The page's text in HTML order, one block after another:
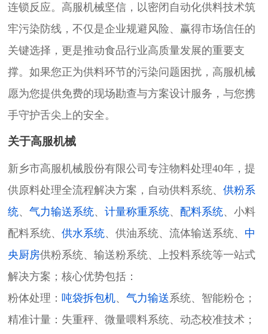
连锁反应。高服机械坚信，以密闭自动化供料技术筑
牢污染防线，不仅是企业规避风险、赢得市场信任的
关键选择，更是推动食品行业高质量发展的重要支
撑。如果您正为供料环节的污染问题困扰，高服机械
愿为您提供免费的现场勘查与方案设计服务，与您携
手守护舌尖上的安全。
关于高服机械
新乡市高服机械股份有限公司专注物料处理40年，提
供原料处理全流程解决方案，自动供料系统、 供粉系
统、 气力输送系统、 计量称重系统、 配料系统、小料
配料系统、 供水系统、供油系统、流体输送系统、 中
央厨房供粉系统、输送粉系统、上投料系统等一站式
解决方案；核心优势包括：
粉体处理： 吨袋拆包机、 气力输送系统、智能粉仓；
精准计量：失重秤、微量喂料系统、动态校准技术；